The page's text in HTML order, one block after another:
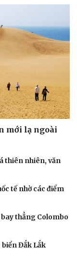
mới lạ ngoài
thiên nhiên, văn
tế nhờ các điểm
thẳng Colombo
Đắk Lắk